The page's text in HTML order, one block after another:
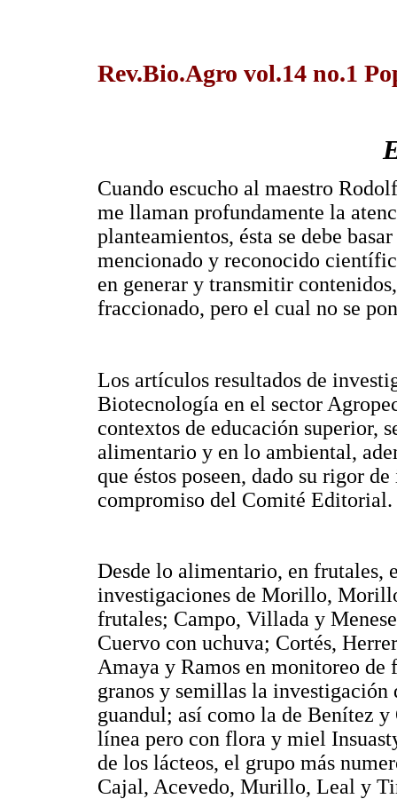
Rev.Bio.Agro vol.14 no.1
Cuando escucho al maestro
me llaman profundamente la
planteamientos, ésta se debe
mencionado y reconocido
en generar y transmitir
fraccionado, pero el cual no se
Los artículos resultados de
Biotecnología en el sector
contextos de educación superior,
alimentario y en lo ambiental,
que éstos poseen, dado su rigor
compromiso del Comité Editorial.
Desde lo alimentario, en frutales,
investigaciones de Morillo,
frutales; Campo, Villada y
Cuervo con uchuva; Cortés,
Amaya y Ramos en monitoreo
granos y semillas la
guandul; así como la de Benítez
línea pero con flora y miel
de los lácteos, el grupo más
Cajal, Acevedo, Murillo, Leal y